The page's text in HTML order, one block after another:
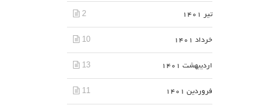
تیر 1401 2
خرداد 1401 10
اردیبهشت 1401 13
فروردین 1401 11